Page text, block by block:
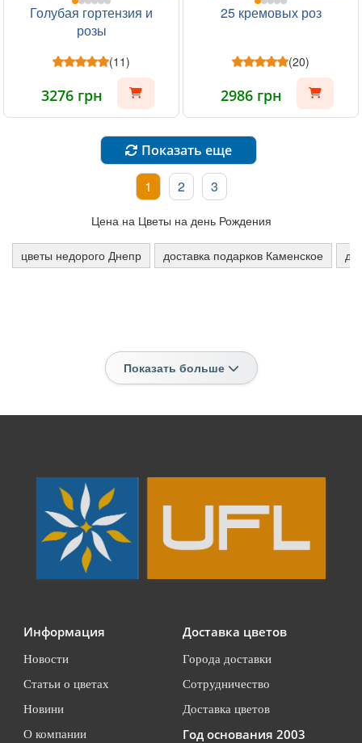
Голубая гортензия и
розы
(11)
3276 грн
25 кремовых роз
(20)
2986 грн
Показать еще
1 2 3
Цена на Цветы на день Рождения
цветы недорого Днепр доставка подарков Каменское
Показать больше
Информация
Новости
Статьи о цветах
Новини
О компании
Доставка цветов
Города доставки
Сотрудничество
Доставка цветов
Год основания 2003